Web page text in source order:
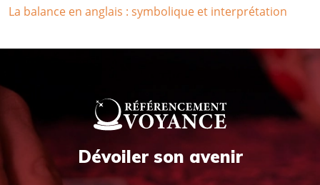
La balance en anglais : symbolique et interprétation
Dévoiler son avenir